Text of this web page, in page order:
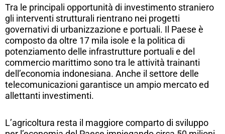
Tra le principali opportunità di investimento straniero
gli interventi strutturali rientrano nei progetti
governativi di urbanizzazione e portuali. Il Paese è
composto da oltre 17 mila isole e la politica di
potenziamento delle infrastrutture portuali e del
commercio marittimo sono tra le attività trainanti
dell’economia indonesiana. Anche il settore delle
telecomunicazioni garantisce un ampio mercato ed
allettanti investimenti.
L’agricoltura resta il maggiore comparto di sviluppo